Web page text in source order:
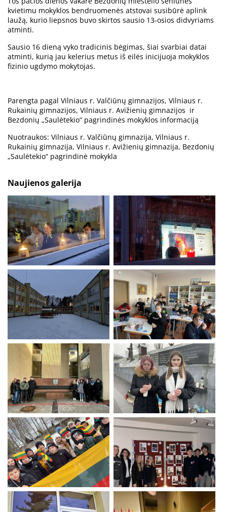
kvietimu mokyklos bendruomenės atstovai susibūrė aplink
laužą, kurio liepsnos buvo skirtos sausio 13-osios didvyriams
atminti.
Sausio 16 dieną vyko tradicinis bėgimas, šiai svarbiai datai
atminti, kurią jau kelerius metus iš eilės inicijuoja mokyklos
fizinio ugdymo mokytojas.
Parengta pagal Vilniaus r. Valčiūnų gimnazijos, Vilniaus r.
Rukainių gimnazijos, Vilniaus r. Avižienių gimnazijos ir
Bezdonių „Saulėtekio“ pagrindinės mokyklos informaciją
Nuotraukos: Vilniaus r. Valčiūnų gimnazija, Vilniaus r.
Rukainių gimnazija, Vilniaus r. Avižienių gimnazija, Bezdonių
„Saulėtekio“ pagrindinė mokykla
Naujienos galerija